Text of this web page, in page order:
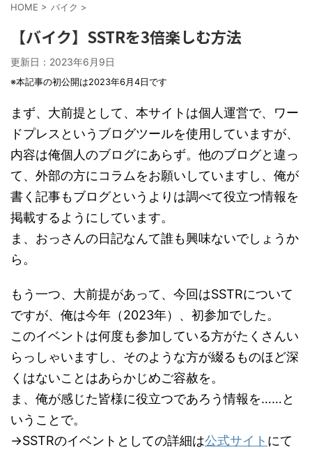
HOME > バイク >
【バイク】SSTRを3倍楽しむ方法
更新日： 2023年6月9日
※本記事の初公開は2023年6月4日です
まず、大前提として、本サイトは個人運営で、ワー
ドプレスというブログツールを使用していますが、
内容は俺個人のブログにあらず。他のブログと違っ
て、外部の方にコラムをお願いしていますし、俺が
書く記事もブログというよりは調べて役立つ情報を
掲載するようにしています。
ま、おっさんの日記なんて誰も興味ないでしょうか
ら。
もう一つ、大前提があって、今回はSSTRについて
ですが、俺は今年（2023年）、初参加でした。
このイベントは何度も参加している方がたくさんい
らっしゃいますし、そのような方が綴るものほど深
くはないことはあらかじめご容赦を。
ま、俺が感じた皆様に役立つであろう情報を……と
いうことで。
→SSTRのイベントとしての詳細は公式サイト にて